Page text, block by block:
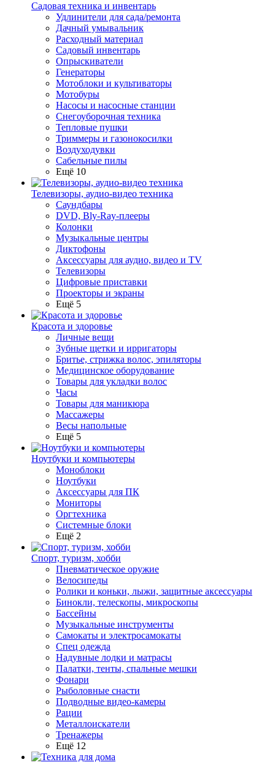
Садовая техника и инвентарь
Удлинители для сада/ремонта
Дачный умывальник
Расходный материал
Садовый инвентарь
Опрыскиватели
Генераторы
Мотоблоки и культиваторы
Мотобуры
Насосы и насосные станции
Снегоуборочная техника
Тепловые пушки
Триммеры и газонокосилки
Воздуходувки
Сабельные пилы
Ещё 10
Телевизоры, аудио-видео техника
Саундбары
DVD, Bly-Ray-плееры
Колонки
Музыкальные центры
Диктофоны
Аксессуары для аудио, видео и TV
Телевизоры
Цифровые приставки
Проекторы и экраны
Ещё 5
Красота и здоровье
Личные вещи
Зубные щетки и ирригаторы
Бритье, стрижка волос, эпиляторы
Медицинское оборудование
Товары для укладки волос
Часы
Товары для маникюра
Массажеры
Весы напольные
Ещё 5
Ноутбуки и компьютеры
Моноблоки
Ноутбуки
Аксессуары для ПК
Мониторы
Оргтехника
Системные блоки
Ещё 2
Спорт, туризм, хобби
Пневматическое оружие
Велосипеды
Ролики и коньки, лыжи, защитные аксессуары
Бинокли, телескопы, микроскопы
Бассейны
Музыкальные инструменты
Самокаты и электросамокаты
Спец одежда
Надувные лодки и матрасы
Палатки, тенты, спальные мешки
Фонари
Рыболовные снасти
Подводные видео-камеры
Рации
Металлоискатели
Тренажеры
Ещё 12